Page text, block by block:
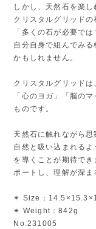
しかし、天然石を楽し
クリスタルグリッドの
「多くの石が必要で
自分自身で組んでみ
かもしれません。
クリスタルグリッドは
「心のヨガ」「脳の
ものです。
天然石に触れながら思
自然と吸い込まれる
を導くことが期待で
ポートし、理解が深ま
✴︎ Size：
✴︎ Weight：842g
No.231005